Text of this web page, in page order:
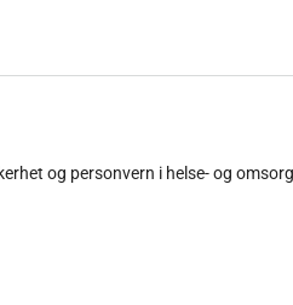
og personvern i helse- og